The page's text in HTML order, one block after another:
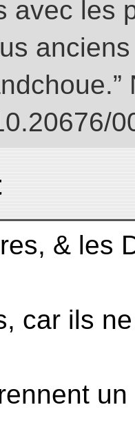
avec les
& les
car ils